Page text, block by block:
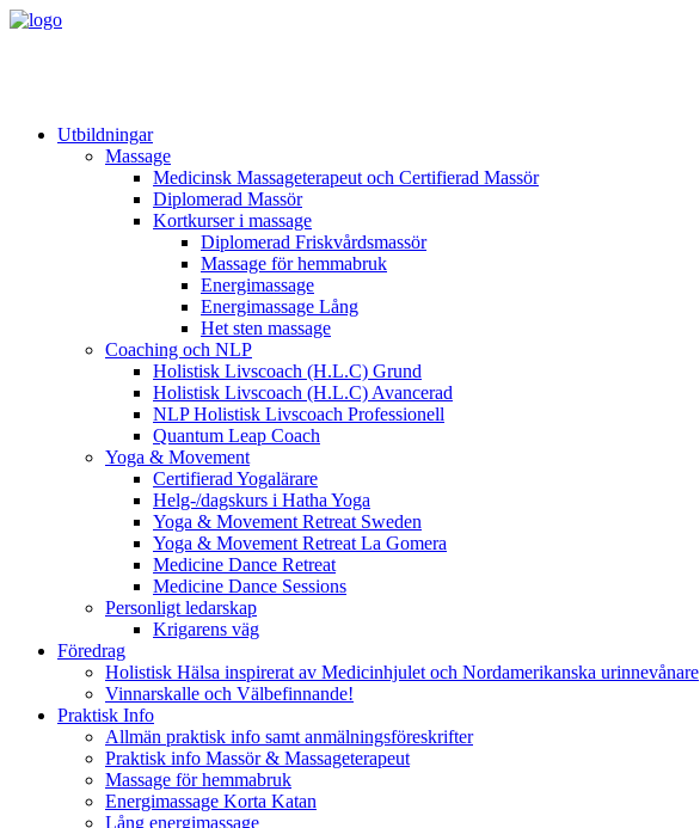
Utbildningar
Massage
Medicinsk Massageterapeut och Certifierad Massör
Diplomerad Massör
Kortkurser i massage
Diplomerad Friskvårdsmassör
Massage för hemmabruk
Energimassage
Energimassage Lång
Het sten massage
Coaching och NLP
Holistisk Livscoach (H.L.C) Grund
Holistisk Livscoach (H.L.C) Avancerad
NLP Holistisk Livscoach Professionell
Quantum Leap Coach
Yoga & Movement
Certifierad Yogalärare
Helg-/dagskurs i Hatha Yoga
Yoga & Movement Retreat Sweden
Yoga & Movement Retreat La Gomera
Medicine Dance Retreat
Medicine Dance Sessions
Personligt ledarskap
Krigarens väg
Föredrag
Holistisk Hälsa inspirerat av Medicinhjulet och Nordamerikanska urinnevånare
Vinnarskalle och Välbefinnande!
Praktisk Info
Allmän praktisk info samt anmälningsföreskrifter
Praktisk info Massör & Massageterapeut
Massage för hemmabruk
Energimassage Korta Katan
Lång energimassage